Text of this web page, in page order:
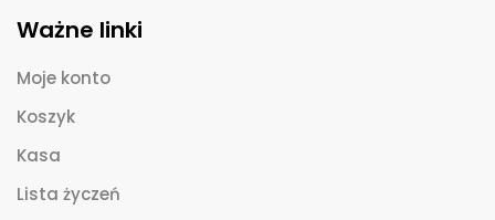
Ważne linki
Moje konto
Koszyk
Kasa
Lista życzeń